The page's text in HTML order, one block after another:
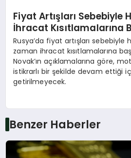
Fiyat Artışları Sebebiyle
İhracat Kısıtlamalarına
Rusya’da fiyat artışları
zaman ihracat kısıtlamalarına
Novak’ın açıklamalarına göre,
istikrarlı bir şekilde devam ettiği
getirilmeyecek.
Benzer Haberler